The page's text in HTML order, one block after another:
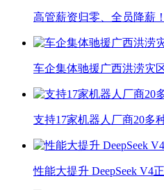
高管薪资归零、全员降薪
车企集体驰援广西洪涝灾
支持17家机器人厂商20多
性能大提升 DeepSeek V4